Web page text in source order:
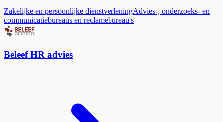
Zakelijke en persoonlijke dienstverleningAdvies-, onderzoeks- en
communicatiebureaus en reclamebureau's
Beleef HR advies